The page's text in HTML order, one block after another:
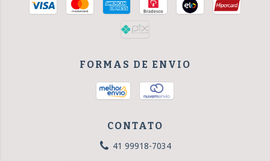
FORMAS DE ENVIO
CONTATO
41 99918-7034